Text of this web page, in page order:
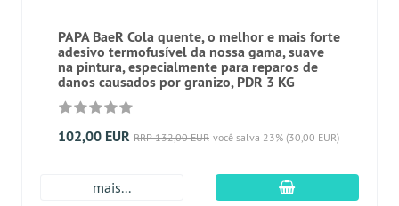
PAPA BaeR Cola quente, o melhor e mais forte
adesivo termofusível da nossa gama, suave
na pintura, especialmente para reparos de
danos causados ​​por granizo, PDR 3 KG
102,00 EUR RRP 132,00 EUR você salva 23% (30,00 EUR)
mais... Adicionar ao